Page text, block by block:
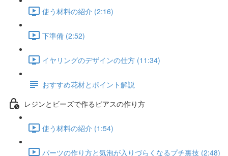
使う材料の紹介 (2:16)
下準備 (2:52)
イヤリングのデザインの仕方 (11:34)
おすすめ花材とポイント解説
レジンとビーズで作るピアスの作り方
使う材料の紹介 (1:54)
パーツの作り方と気泡が入りづらくなるプチ裏技 (2:48)